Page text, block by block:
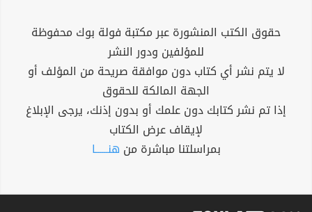
حقوق الكتب المنشورة عبر مكتبة فولة بوك محفوظة
للمؤلفين ودور النشر
لا يتم نشر أي كتاب دون موافقة صريحة من المؤلف أو
الجهة المالكة للحقوق
إذا تم نشر كتابك دون علمك أو بدون إذنك، يرجى الإبلاغ
لإيقاف عرض الكتاب
بمراسلتنا مباشرة من هنــــــا